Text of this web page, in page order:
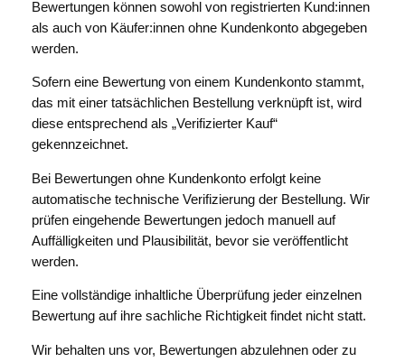
Bewertungen können sowohl von registrierten Kund:innen
als auch von Käufer:innen ohne Kundenkonto abgegeben
werden.
Sofern eine Bewertung von einem Kundenkonto stammt,
das mit einer tatsächlichen Bestellung verknüpft ist, wird
diese entsprechend als „Verifizierter Kauf“
gekennzeichnet.
Bei Bewertungen ohne Kundenkonto erfolgt keine
automatische technische Verifizierung der Bestellung. Wir
prüfen eingehende Bewertungen jedoch manuell auf
Auffälligkeiten und Plausibilität, bevor sie veröffentlicht
werden.
Eine vollständige inhaltliche Überprüfung jeder einzelnen
Bewertung auf ihre sachliche Richtigkeit findet nicht statt.
Wir behalten uns vor, Bewertungen abzulehnen oder zu